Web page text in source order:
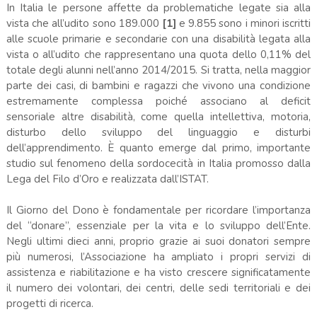
In Italia le persone affette da problematiche legate sia alla
vista che all’udito sono 189.000 [1] e 9.855 sono i minori iscritti
alle scuole primarie e secondarie con una disabilità legata alla
vista o all’udito che rappresentano una quota dello 0,11% del
totale degli alunni nell’anno 2014/2015. Si tratta, nella maggior
parte dei casi, di bambini e ragazzi che vivono una condizione
estremamente complessa poiché associano al deficit
sensoriale altre disabilità, come quella intellettiva, motoria,
disturbo dello sviluppo del linguaggio e disturbi
dell’apprendimento. È quanto emerge dal primo, importante
studio sul fenomeno della sordocecità in Italia promosso dalla
Lega del Filo d’Oro e realizzata dall’ISTAT.
Il Giorno del Dono è fondamentale per ricordare l’importanza
del “donare”, essenziale per la vita e lo sviluppo dell’Ente.
Negli ultimi dieci anni, proprio grazie ai suoi donatori sempre
più numerosi, l’Associazione ha ampliato i propri servizi di
assistenza e riabilitazione e ha visto crescere significatamente
il numero dei volontari, dei centri, delle sedi territoriali e dei
progetti di ricerca.